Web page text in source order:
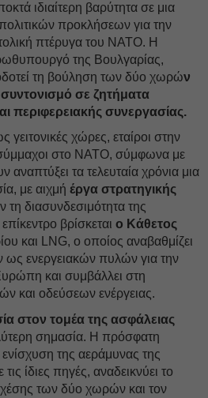
ιδιαίτερη βαρύτητα σε μια
προκλήσεων για την
πτέρυγα του ΝΑΤΟ. Η
της Βουλγαρίας,
τη βούληση των δύο χωρών
σε ζητήματα
περιφερειακής συνεργασίας.
χώρες, εταίροι στην
στο ΝΑΤΟ, σύμφωνα με
αναπτύξει τα τελευταία χρόνια μια
με αιχμή έργα στρατηγικής
τη διασυνδεσιμότητα της
βρίσκεται ο Κάθετος
και LNG, ο οποίος αναβαθμίζει
ενεργειακών πυλών για την
και συμβάλλει στη
και οδεύσεων ενέργειας.
στον τομέα της ασφάλειας
σημασία. Η πρόσφατη
της αεράμυνας της
ίδιες πηγές, αναδεικνύει το
των δύο χωρών και τον